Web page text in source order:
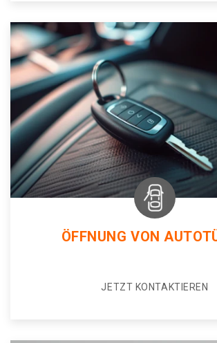
ÖFFNUNG VON
JETZT KONTAKTIEREN